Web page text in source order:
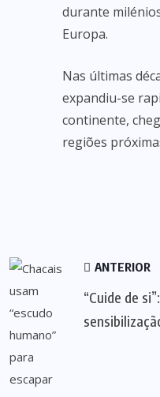
durante
Europa.
Nas últimas
expandiu-se
continente,
regiões
ANTERIOR
“Cuide de